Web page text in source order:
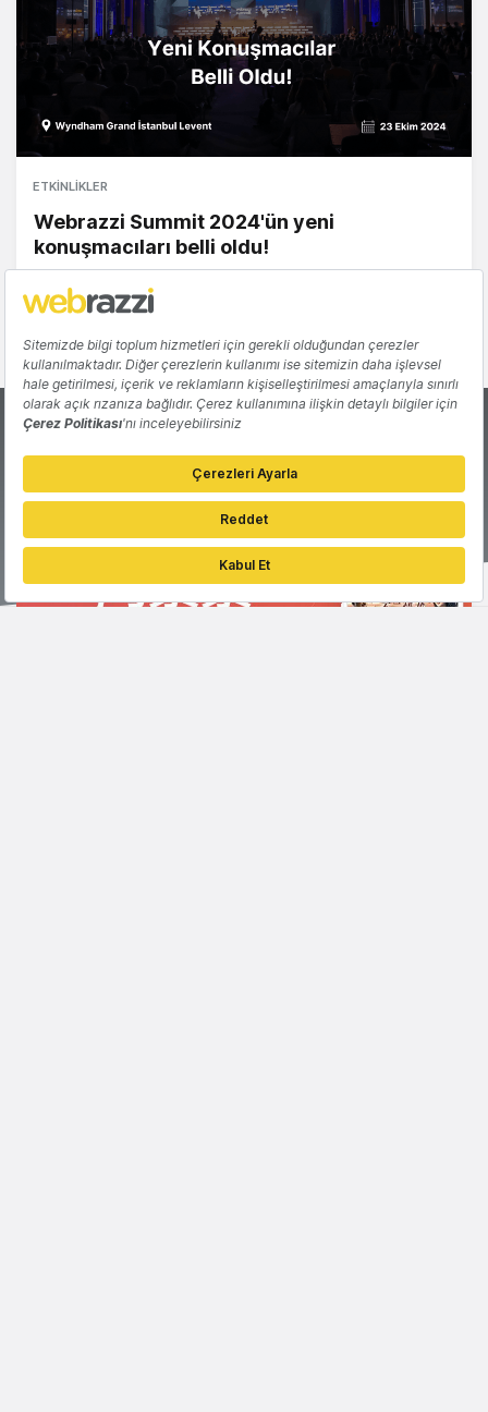
ETKINLIKLER
Webrazzi Summit 2024'ün yeni
konuşmacıları belli oldu!
Gözde Ulukan
Sıradaki haber